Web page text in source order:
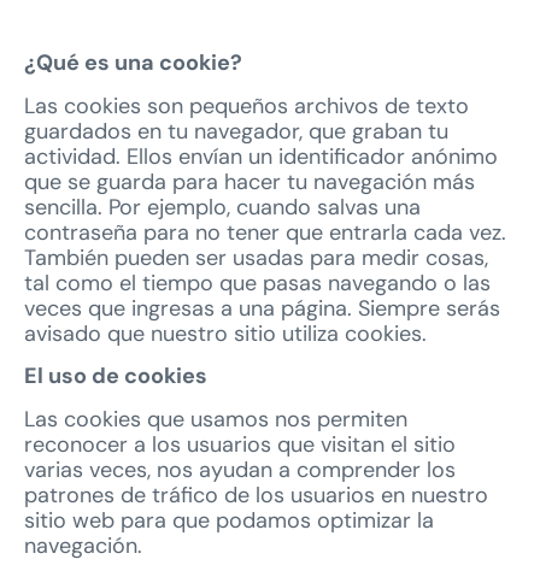
¿Qué es una cookie?
Las cookies son pequeños archivos de texto
guardados en tu navegador, que graban tu
actividad. Ellos envían un identificador anónimo
que se guarda para hacer tu navegación más
sencilla. Por ejemplo, cuando salvas una
contraseña para no tener que entrarla cada vez.
También pueden ser usadas para medir cosas,
tal como el tiempo que pasas navegando o las
veces que ingresas a una página. Siempre serás
avisado que nuestro sitio utiliza cookies.
El uso de cookies
Las cookies que usamos nos permiten
reconocer a los usuarios que visitan el sitio
varias veces, nos ayudan a comprender los
patrones de tráfico de los usuarios en nuestro
sitio web para que podamos optimizar la
navegación.